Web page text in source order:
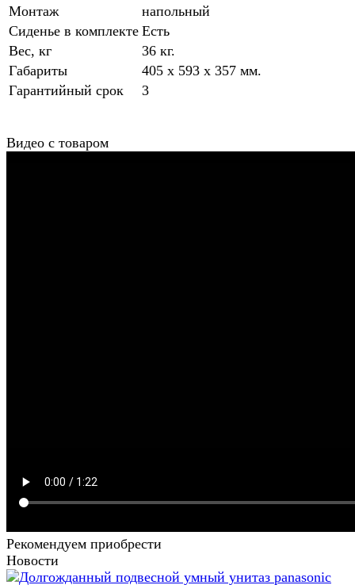
Монтаж
напольный
Сиденье в комплекте Есть
Вес, кг
36 кг.
Габариты
405 x 593 x 357 мм.
Гарантийный срок
3
Видео с товаром
Рекомендуем приобрести
Новости